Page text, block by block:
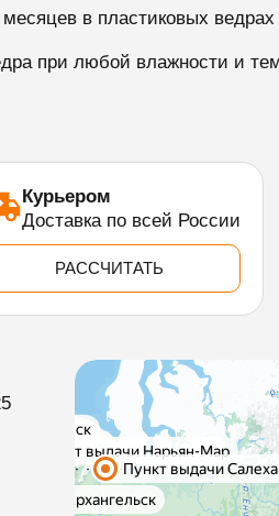
в пластиковых
при любой влажности и
Курьером
Доставка по всей России
РАССЧИТАТЬ